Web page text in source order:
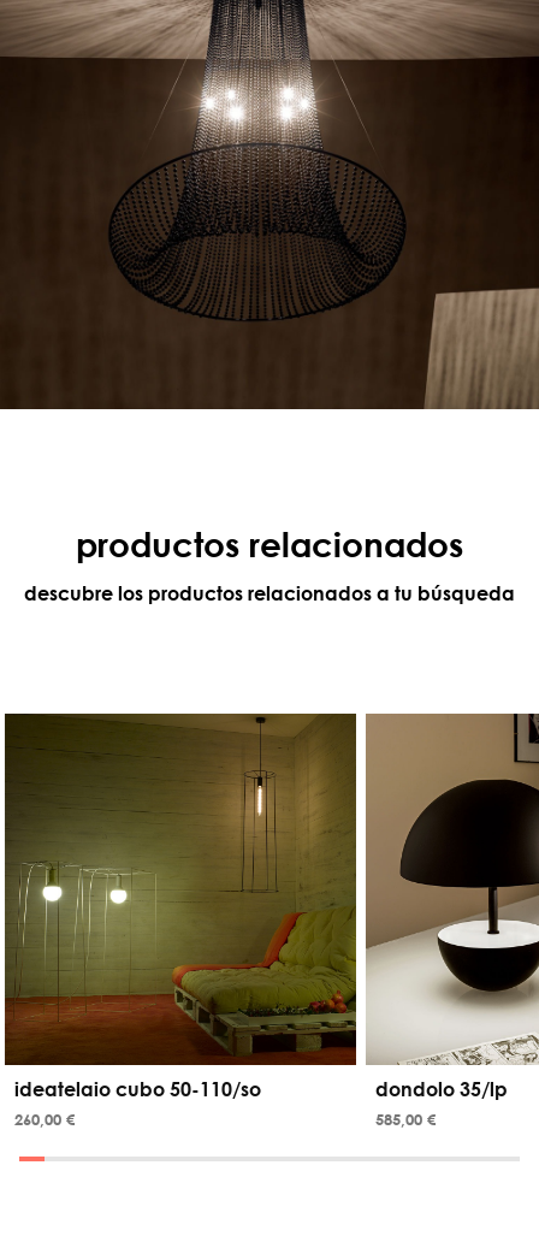
productos relacionados
descubre los productos relacionados a tu búsqueda
ideatelaio cubo 50-110/so
260,00 €
dondolo 35/lp
585,00 €